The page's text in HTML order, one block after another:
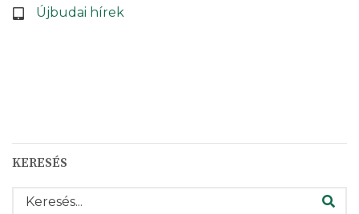
Újbudai hírek
KERESÉS
KERESÉS